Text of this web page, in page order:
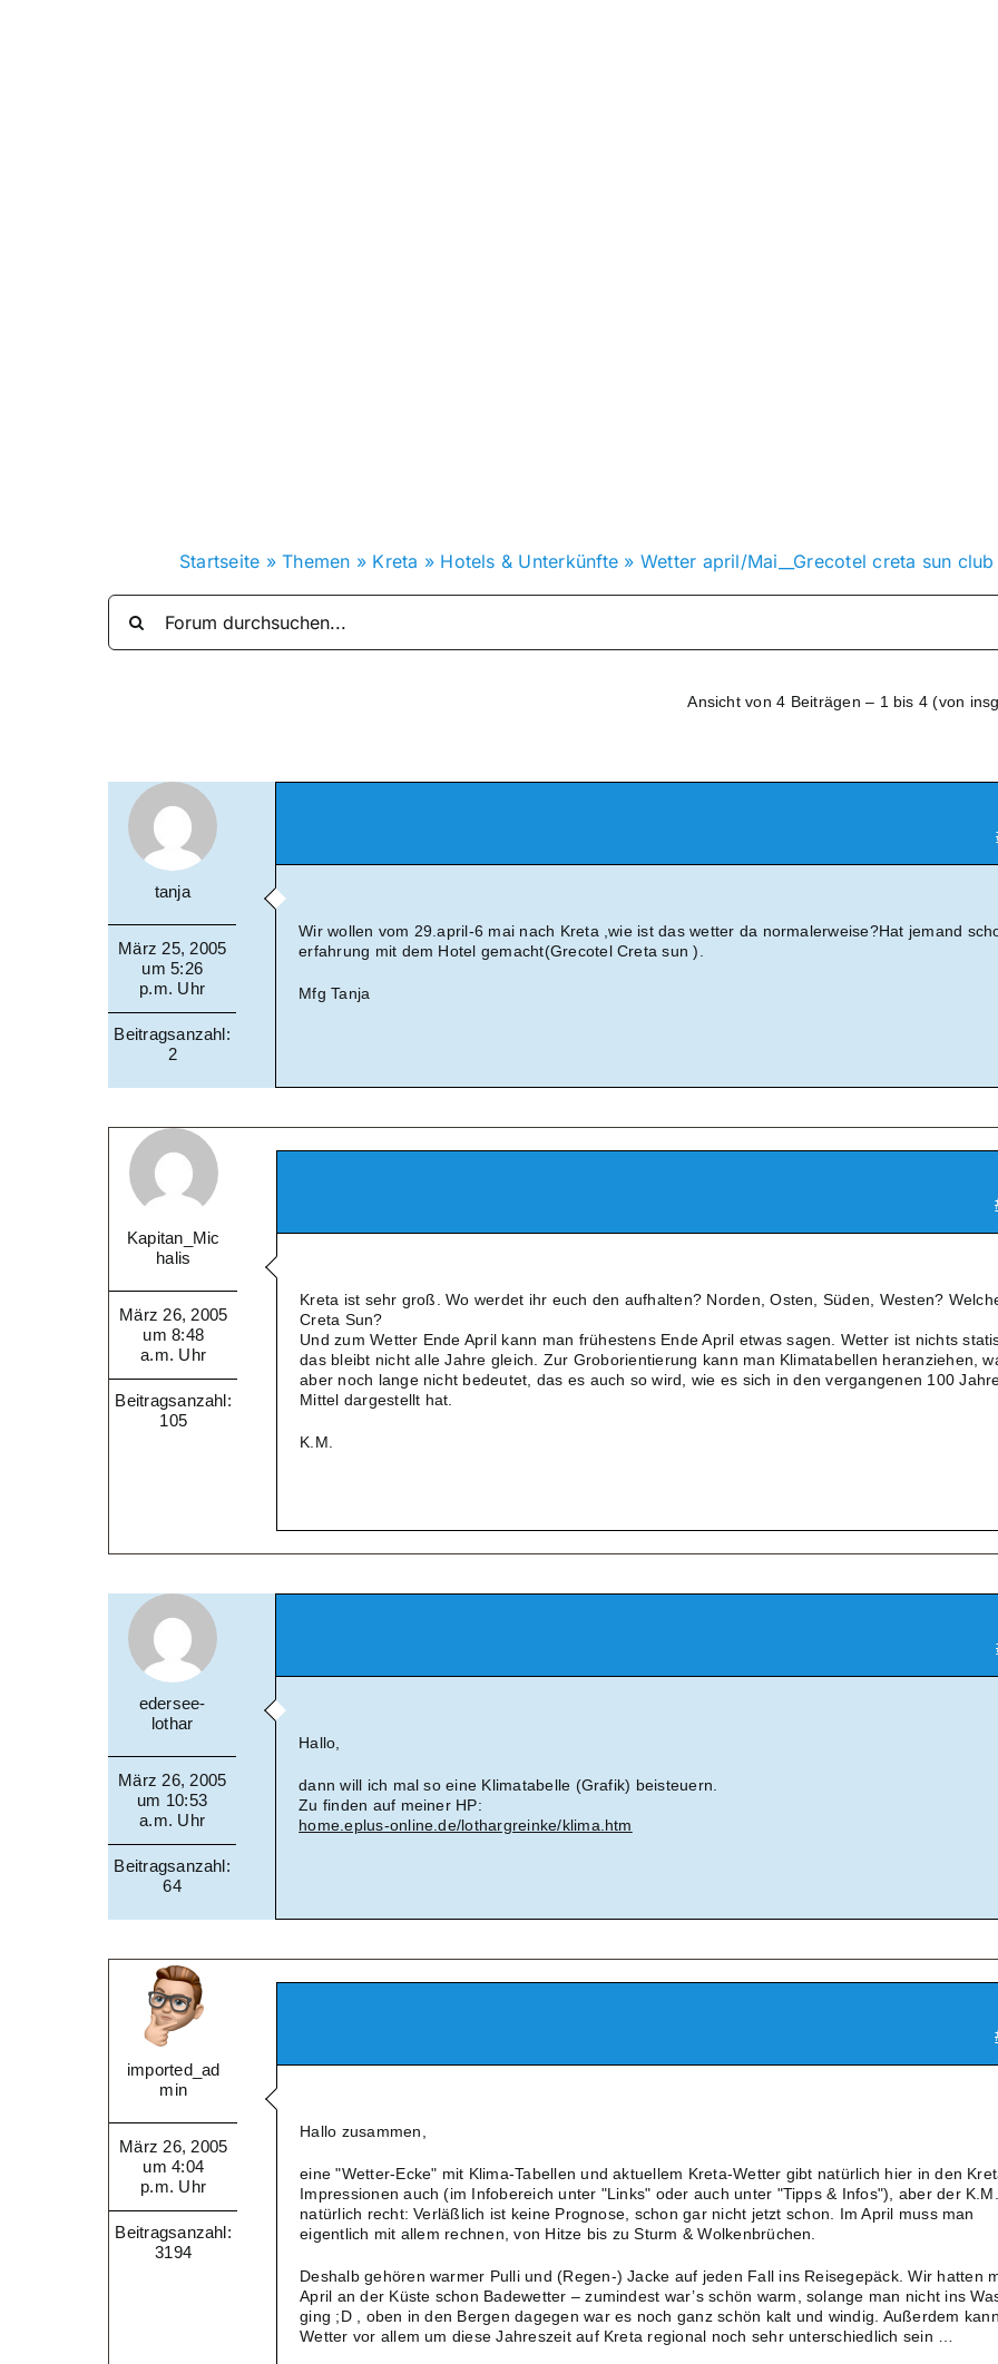
Startseite »Themen » Kreta » Hotels & Unterkünfte » Wetter april/Mai__Grecotel creta sun club
Ansicht von 4 Beiträgen – 1 bis 4 (von
tanja
März 25, 2005
um 5:26
p.m. Uhr
Beitragsanzahl:
2
Wir wollen vom 29.april-6 mai nach Kreta ,wie ist das wetter da normalerweise?Hat jemand
erfahrung mit dem Hotel gemacht(Grecotel Creta sun ).
Mfg Tanja
Kapitan_Mic
halis
März 26, 2005
um 8:48
a.m. Uhr
Beitragsanzahl:
105
Kreta ist sehr groß. Wo werdet ihr euch den aufhalten? Norden, Osten, Süden, Westen?
Creta Sun?
Und zum Wetter Ende April kann man frühestens Ende April etwas sagen. Wetter ist nichts
das bleibt nicht alle Jahre gleich. Zur Groborientierung kann man Klimatabellen heranziehen,
aber noch lange nicht bedeutet, das es auch so wird, wie es sich in den vergangenen 100
Mittel dargestellt hat.
K.M.
edersee-
lothar
März 26, 2005
um 10:53
a.m. Uhr
Beitragsanzahl:
64
Hallo,
dann will ich mal so eine Klimatabelle (Grafik) beisteuern.
Zu finden auf meiner HP:
home.eplus-online.de/lothargreinke/klima.htm
imported_ad
min
März 26, 2005
um 4:04
p.m. Uhr
Beitragsanzahl:
3194
Hallo zusammen,
eine "Wetter-Ecke" mit Klima-Tabellen und aktuellem Kreta-Wetter gibt natürlich hier in den
Impressionen auch (im Infobereich unter "Links" oder auch unter "Tipps & Infos"), aber der
natürlich recht: Verläßlich ist keine Prognose, schon gar nicht jetzt schon. Im April muss man
eigentlich mit allem rechnen, von Hitze bis zu Sturm & Wolkenbrüchen.
Deshalb gehören warmer Pulli und (Regen-) Jacke auf jeden Fall ins Reisegepäck. Wir hatten
April an der Küste schon Badewetter – zumindest war’s schön warm, solange man nicht ins
ging ;D , oben in den Bergen dagegen war es noch ganz schön kalt und windig. Außerdem
Wetter vor allem um diese Jahreszeit auf Kreta regional noch sehr unterschiedlich sein …